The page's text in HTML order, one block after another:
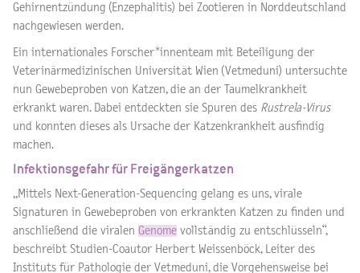
Gehirnentzündung (Enzephalitis) bei Zootieren in Norddeutschland
nachgewiesen werden.
Ein internationales Forscher*innenteam mit Beteiligung der
Veterinärmedizinischen Universität Wien (Vetmeduni) untersuchte
nun Gewebeproben von Katzen, die an der Taumelkrankheit
erkrankt waren. Dabei entdeckten sie Spuren des Rustrela-Virus
und konnten dieses als Ursache der Katzenkrankheit ausfindig
machen.
Infektionsgefahr für Freigängerkatzen
„Mittels Next-Generation-Sequencing gelang es uns, virale
Signaturen in Gewebeproben von erkrankten Katzen zu finden und
anschließend die viralen Genome vollständig zu entschlüsseln“,
beschreibt Studien-Coautor Herbert Weissenböck, Leiter des
Instituts für Pathologie der Vetmeduni, die Vorgehensweise bei